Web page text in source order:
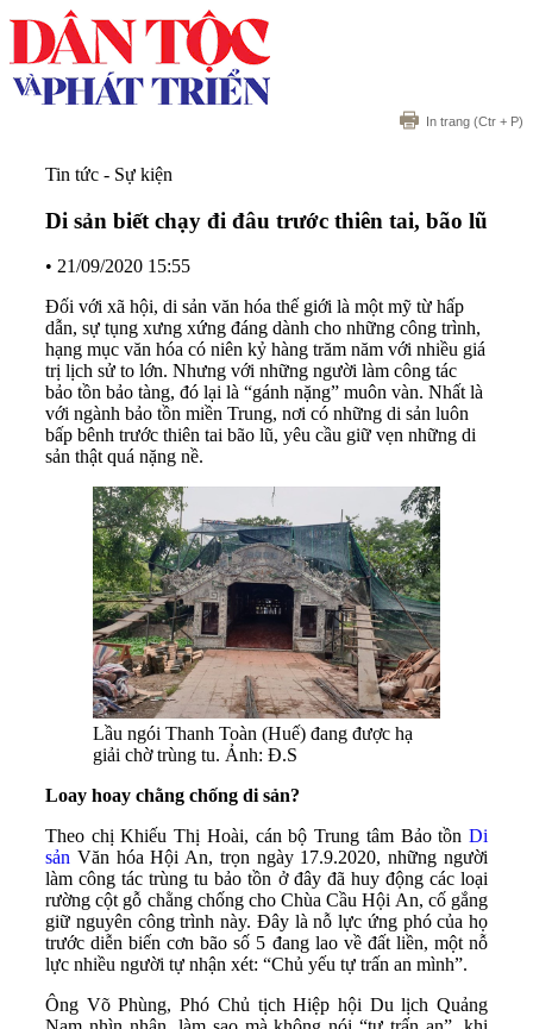
In trang (Ctr + P)
Tin tức - Sự kiện
Di sản biết chạy đi đâu trước thiên tai, bão lũ
• 21/09/2020 15:55
Đối với xã hội, di sản văn hóa thế giới là một mỹ từ hấp
dẫn, sự tụng xưng xứng đáng dành cho những công trình,
hạng mục văn hóa có niên kỷ hàng trăm năm với nhiều giá
trị lịch sử to lớn. Nhưng với những người làm công tác
bảo tồn bảo tàng, đó lại là “gánh nặng” muôn vàn. Nhất là
với ngành bảo tồn miền Trung, nơi có những di sản luôn
bấp bênh trước thiên tai bão lũ, yêu cầu giữ vẹn những di
sản thật quá nặng nề.
Lầu ngói Thanh Toàn (Huế) đang được hạ
giải chờ trùng tu. Ảnh: Đ.S
Loay hoay chằng chống di sản?
Theo chị Khiếu Thị Hoài, cán bộ Trung tâm Bảo tồn Di
sản Văn hóa Hội An, trọn ngày 17.9.2020, những người
làm công tác trùng tu bảo tồn ở đây đã huy động các loại
rường cột gỗ chằng chống cho Chùa Cầu Hội An, cố gắng
giữ nguyên công trình này. Đây là nỗ lực ứng phó của họ
trước diễn biến cơn bão số 5 đang lao về đất liền, một nỗ
lực nhiều người tự nhận xét: “Chủ yếu tự trấn an mình”.
Ông Võ Phùng, Phó Chủ tịch Hiệp hội Du lịch Quảng